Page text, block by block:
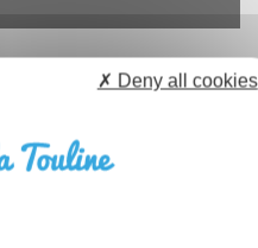
✗ Deny all cookies